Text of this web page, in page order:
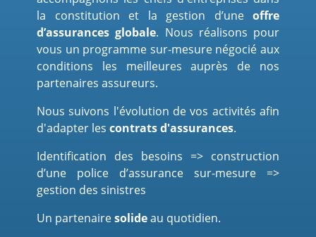
la constitution et la gestion d’une offre
d’assurances globale. Nous réalisons pour
vous un programme sur-mesure négocié aux
conditions les meilleures auprès de nos
partenaires assureurs.
Nous suivons l'évolution de vos activités afin
d'adapter les contrats d'assurances.
Identification des besoins => construction
d’une police d’assurance sur-mesure =>
gestion des sinistres
Un partenairesolideau quotidien.